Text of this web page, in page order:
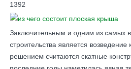
1392
Заключительным и одним из самых
строительства является возведение
решением считаются скатные